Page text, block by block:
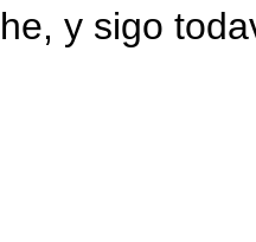
y sigo